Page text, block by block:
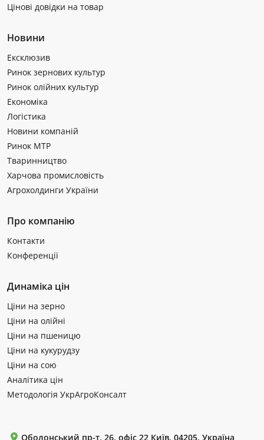
Цінові довідки на товар
Новини
Ексклюзив
Ринок зернових культур
Ринок олійних культур
Економіка
Логістика
Новини компаній
Ринок МТР
Тваринництво
Харчова промисловість
Агрохолдинги України
Про компанію
Контакти
Конференції
Динаміка цін
Ціни на зерно
Ціни на олійні
Ціни на пшеницю
Ціни на кукурудзу
Ціни на сою
Аналітика цін
Методологія УкрАгроКонсалт
Оболонський пр-т, 26, офіс 22 Київ, 04205, Україна